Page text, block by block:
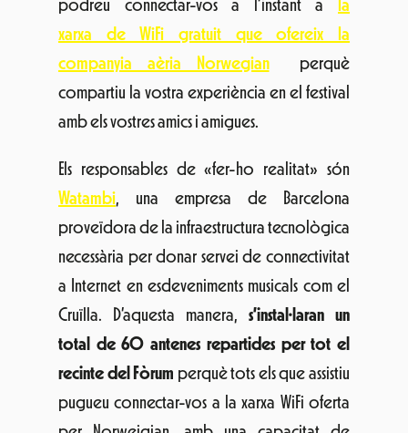
podreu connectar-vos a l’instant a
la
xarxa de WiFi gratuit que ofereix la
companyia aèria Norwegianperquè
compartiu la vostra experiència en el festival
amb els vostres amics i amigues.
Els responsables de «fer-ho realitat» són
Watambi, una empresa de Barcelona
proveïdora de la infraestructura tecnològica
necessària per donar servei de connectivitat
a Internet en esdeveniments musicals com el
Cruïlla. D’aquesta manera, s’instal·laran un
total de 60 antenes repartides per tot el
recinte del Fòrum perquè tots els que assistiu
pugueu connectar-vos a la xarxa WiFi oferta